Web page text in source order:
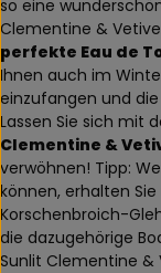
so eine
Clementine &
perfekte Eau de
Ihnen auch im
einzufangen und
Lassen Sie sich mit
Clementine &
verwöhnen! Tipp:
können, erhalten
Korschenbroich-
die dazugehörige
Sunlit Clementine &